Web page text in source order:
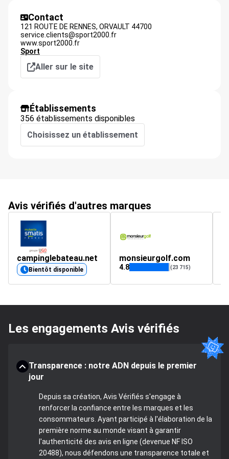
Contact
121 ROUTE DE RENNES, ORVAULT 44700
service.clients@sport2000.fr
www.sport2000.fr
Sport
Aller sur le site
Établissements
356 établissements disponibles
Choisissez un établissement
Avis vérifiés d'autres marques
campinglebateau.net
Bientôt disponible
monsieurgolf.com
4.8 (23 715)
Les engagements Avis vérifiés
Transparence : notre ADN depuis le premier
jour
Depuis sa création, Avis Vérifiés s'engage à
renforcer la confiance entre les marques et les
consommateurs. Ayant participé à l'élaboration de la
première norme au monde visant à garantir
l'authenticité des avis en ligne (devenue NF ISO
20488), nous défendons une transparence totale et